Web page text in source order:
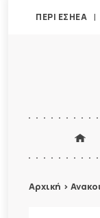
ΠΕΡΙ ΕΣΗΕΑ
Αρχική >